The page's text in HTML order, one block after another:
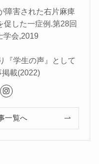
障害された右片麻痺
促した一症例.第28回
学会,2019
『学生の声』として
載(2022)
一覧へ